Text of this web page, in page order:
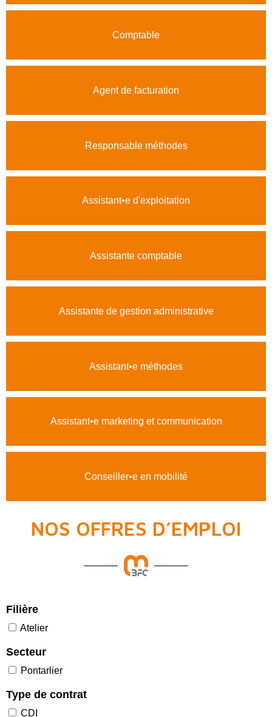
Comptable
Agent de facturation
Responsable méthodes
Assistant•e d'exploitation
Assistante comptable
Assistante de gestion administrative
Assistant•e méthodes
Assistant•e marketing et communication
Conseiller•e en mobilité
NOS OFFRES D’EMPLOI
Filière
Atelier
Secteur
Pontarlier
Type de contrat
CDI